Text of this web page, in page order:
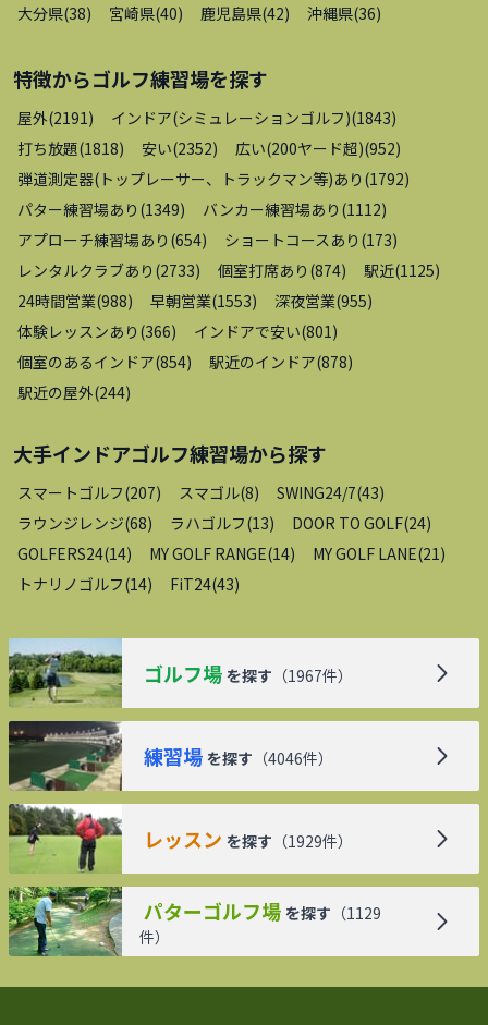
大分県(38) 宮崎県(40) 鹿児島県(42) 沖縄県(36)
特徴からゴルフ練習場を探す
屋外(2191 ) インドア(シミュレーションゴルフ)(1843)
打ち放題(1818) 安い(2352) 広い(200ヤード超)(952)
弾道測定器(トップレーサー、トラックマン等)あり (1792)
パター練習場あり (1349) バンカー練習場あり (1112)
アプローチ練習場あり (654) ショートコースあり (173)
レンタルクラブあり (2733) 個室打席あり (874) 駅近(1125)
24時間営業(988) 早朝営業(1553) 深夜営業(955)
体験レッスンあり (366) インドアで安い(801 )
個室のあるインドア(854) 駅近のインドア(878)
駅近の屋外(244)
大手インドアゴルフ練習場から探す
スマートゴルフ(207) スマゴル(8) SWING24/7(43)
ラウンジレンジ(68) ラハゴルフ(13) DOOR TO GOLF(24)
GOLFERS24(14) MY GOLF RANGE(14) MY GOLF LANE(21 )
トナリノゴルフ(14) FiT24(43)
ゴルフ場 を探す （1967件）
練習場 を探す （4046件）
レッスン を探す （1929件）
パターゴルフ場 を探す （1129
件）